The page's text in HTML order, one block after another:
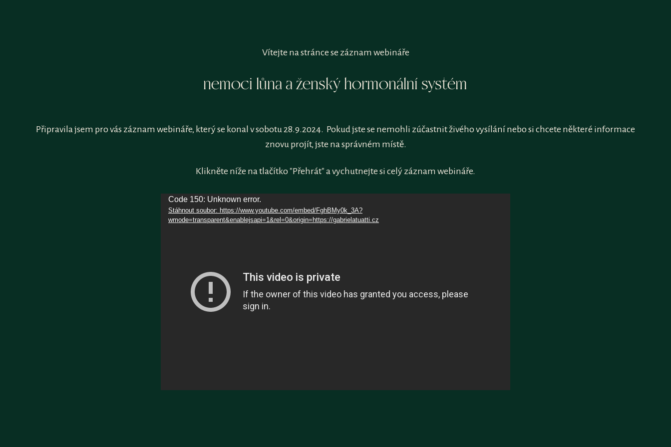
Vítejte na stránce se záznam webináře
nemoci lůna a ženský hormonální systém
Připravila jsem pro vás záznam webináře, který se konal v sobotu 28.9.2024. Pokud jste se nemohli zúčastnit živého vysílání nebo si chcete některé informace
znovu projít, jste na správném místě.
Klikněte níže na tlačítko "Přehrát" a vychutnejte si celý záznam webináře.
Video
přehrávač
Code 150: Unknown error.
Stáhnout soubor: https://www.youtube.com/embed/FghBMy0k_3A?
wmode=transparent&enablejsapi=1&rel=0&origin=https://gabrielatuatti.cz